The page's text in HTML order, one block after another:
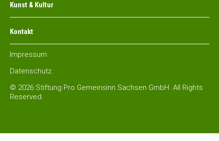
Kunst & Kultur
Kontakt
© 2026 Stiftung Pro Gemeinsinn Sachsen GmbH. All Rights
Reserved.
Impressum
Datenschutz